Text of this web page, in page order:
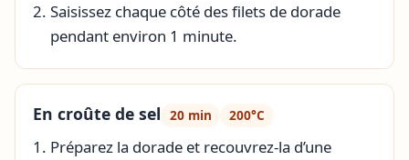
Saisissez chaque côté des filets de dorade
pendant environ 1 minute.
En croûte de sel 20 min 200°C
Préparez la dorade et recouvrez-la d’une